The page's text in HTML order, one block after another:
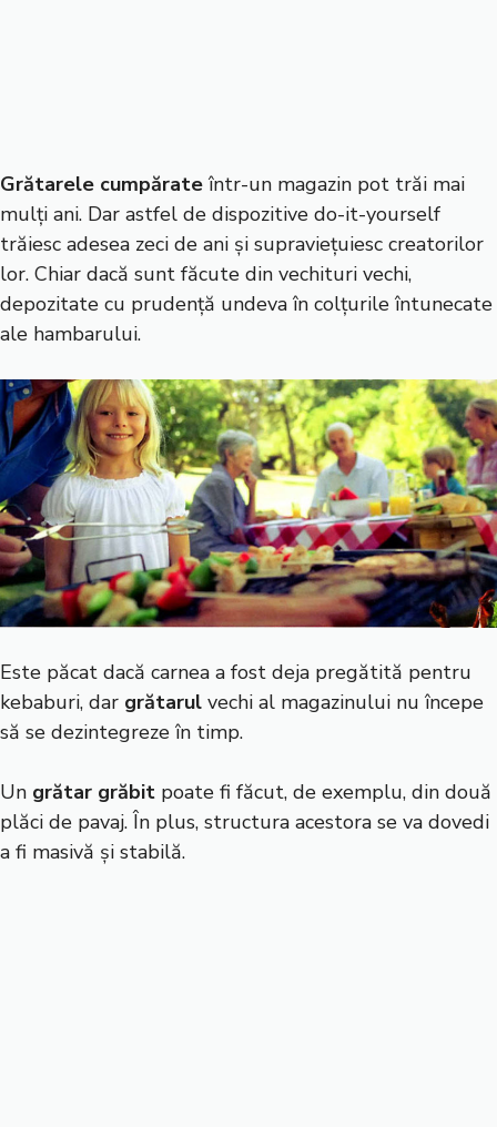
Grătarele cumpărate într-un magazin pot trăi mai
mulți ani. Dar astfel de dispozitive do-it-yourself
trăiesc adesea zeci de ani și supraviețuiesc creatorilor
lor. Chiar dacă sunt făcute din vechituri vechi,
depozitate cu prudență undeva în colțurile întunecate
ale hambarului.
Este păcat dacă carnea a fost deja pregătită pentru
kebaburi, dar grătarul vechi al magazinului nu începe
să se dezintegreze în timp.
Un grătar grăbit poate fi făcut, de exemplu, din două
plăci de pavaj. În plus, structura acestora se va dovedi
a fi masivă și stabilă.